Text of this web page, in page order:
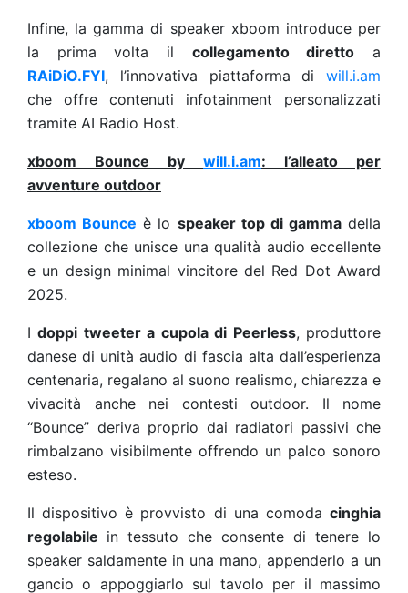
Infine, la gamma di speaker xboom introduce per
la prima volta il collegamento diretto a
RAiDiO.FYI, l’innovativa piattaforma di will.i.am
che offre contenuti infotainment personalizzati
tramite AI Radio Host.
xboom Bounce by will.i.am: l’alleato per
avventure outdoor
xboom Bounce è lo speaker top di gammadella
collezione che unisce una qualità audio eccellente
e un design minimal vincitore del Red Dot Award
2025.
Idoppi tweeter a cupola di Peerless, produttore
danese di unità audio di fascia alta dall’esperienza
centenaria, regalano al suono realismo, chiarezza e
vivacità anche nei contesti outdoor. Il nome
“Bounce” deriva proprio dai radiatori passivi che
rimbalzano visibilmente offrendo un palco sonoro
esteso.
Il dispositivo è provvisto di una comoda cinghia
regolabile in tessuto che consente di tenere lo
speaker saldamente in una mano, appenderlo a un
gancio o appoggiarlo sul tavolo per il massimo